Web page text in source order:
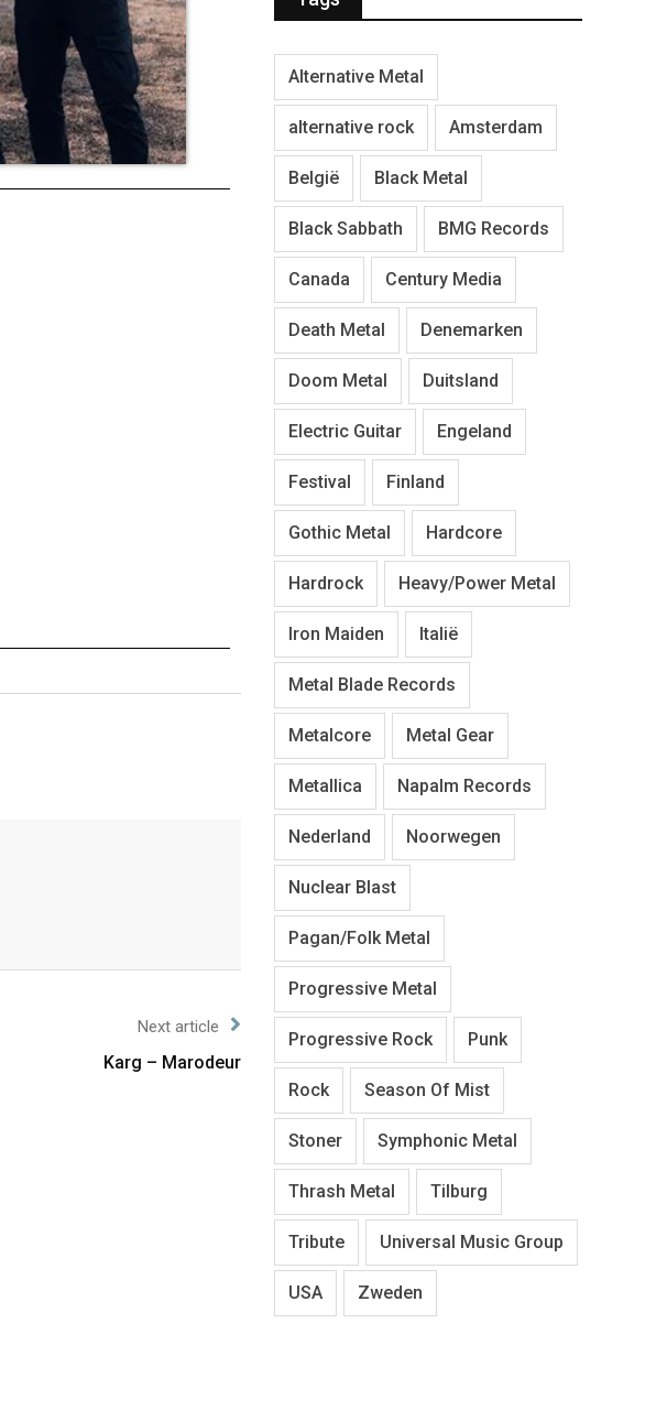
Next article
Karg – Marodeur
Alternative Metal
alternative rock Amsterdam
België Black Metal
Black Sabbath BMG Records
Canada Century Media
Death Metal Denemarken
Doom Metal Duitsland
Electric Guitar Engeland
Festival Finland
Gothic Metal Hardcore
Hardrock Heavy/Power Metal
Iron Maiden Italië
Metal Blade Records
Metalcore Metal Gear
Metallica Napalm Records
Nederland Noorwegen
Nuclear Blast
Pagan/Folk Metal
Progressive Metal
Progressive Rock Punk
Rock Season Of Mist
Stoner Symphonic Metal
Thrash Metal Tilburg
Tribute Universal Music Group
USA Zweden